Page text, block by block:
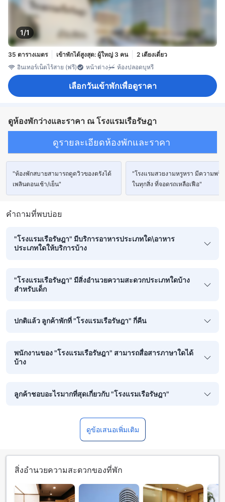
1/1
35 ตารางเมตร เข้าพักได้สูงสุด: ผู้ใหญ่ 3 คน
2 เตียงเดี่ยว
อินเทอร์เน็ตไร้สาย (ฟรี)
หน้าต่าง ห้องปลอดบุหรี่
เลือกวันเข้าพักเพื่อดูราคา
ดูห้องพักว่างและราคา ณ โรงแรมเรือรัษฎา
ดูรายละเอียดห้องพักและราคา
"ห้องพักสบายสามารถดูดวิวของตรังได้
เพลินตอนเช้า/เย็น"
"โรงแรมสวยงามหรูหรา มีความพร้
ในทุกสิ่ง ที่จอดรถเหลือเฟือ"
คำถามที่พบบ่อย
"โรงแรมเรือรัษฎา" มีบริการอาหารประเภทใด\อาหาร
ประเภทใดให้บริการบ้าง
"โรงแรมเรือรัษฎา" มีสิ่งอำนวยความสะดวกประเภทใดบ้าง
สำหรับเด็ก
ปกติแล้ว ลูกค้าพักที่ "โรงแรมเรือรัษฎา" กี่คืน
พนักงานของ "โรงแรมเรือรัษฎา" สามารถสื่อสารภาษาใดได้
บ้าง
ลูกค้าชอบอะไรมากที่สุดเกี่ยวกับ "โรงแรมเรือรัษฎา"
ดูข้อเสนอเพิ่มเติม
สิ่งอำนวยความสะดวกของที่พัก